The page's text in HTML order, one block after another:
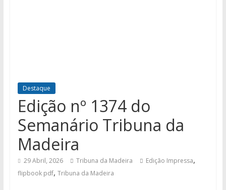
Destaque
Edição nº 1374 do
Semanário Tribuna da
Madeira
29 Abril, 2026 Tribuna da Madeira Edição Impressa,
flipbook pdf, Tribuna da Madeira